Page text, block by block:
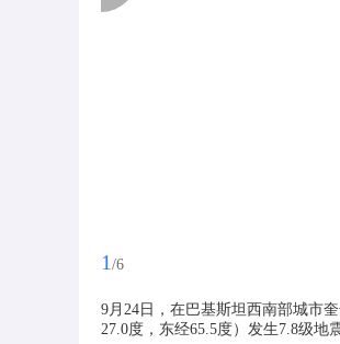
1 /6
9月24日，在巴基斯坦西南部城市
27.0度，东经65.5度）发生7.8级地